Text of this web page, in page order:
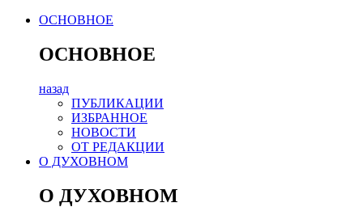
ОСНОВНОЕ
ОСНОВНОЕ
назад
ПУБЛИКАЦИИ
ИЗБРАННОЕ
НОВОСТИ
ОТ РЕДАКЦИИ
О ДУХОВНОМ
О ДУХОВНОМ